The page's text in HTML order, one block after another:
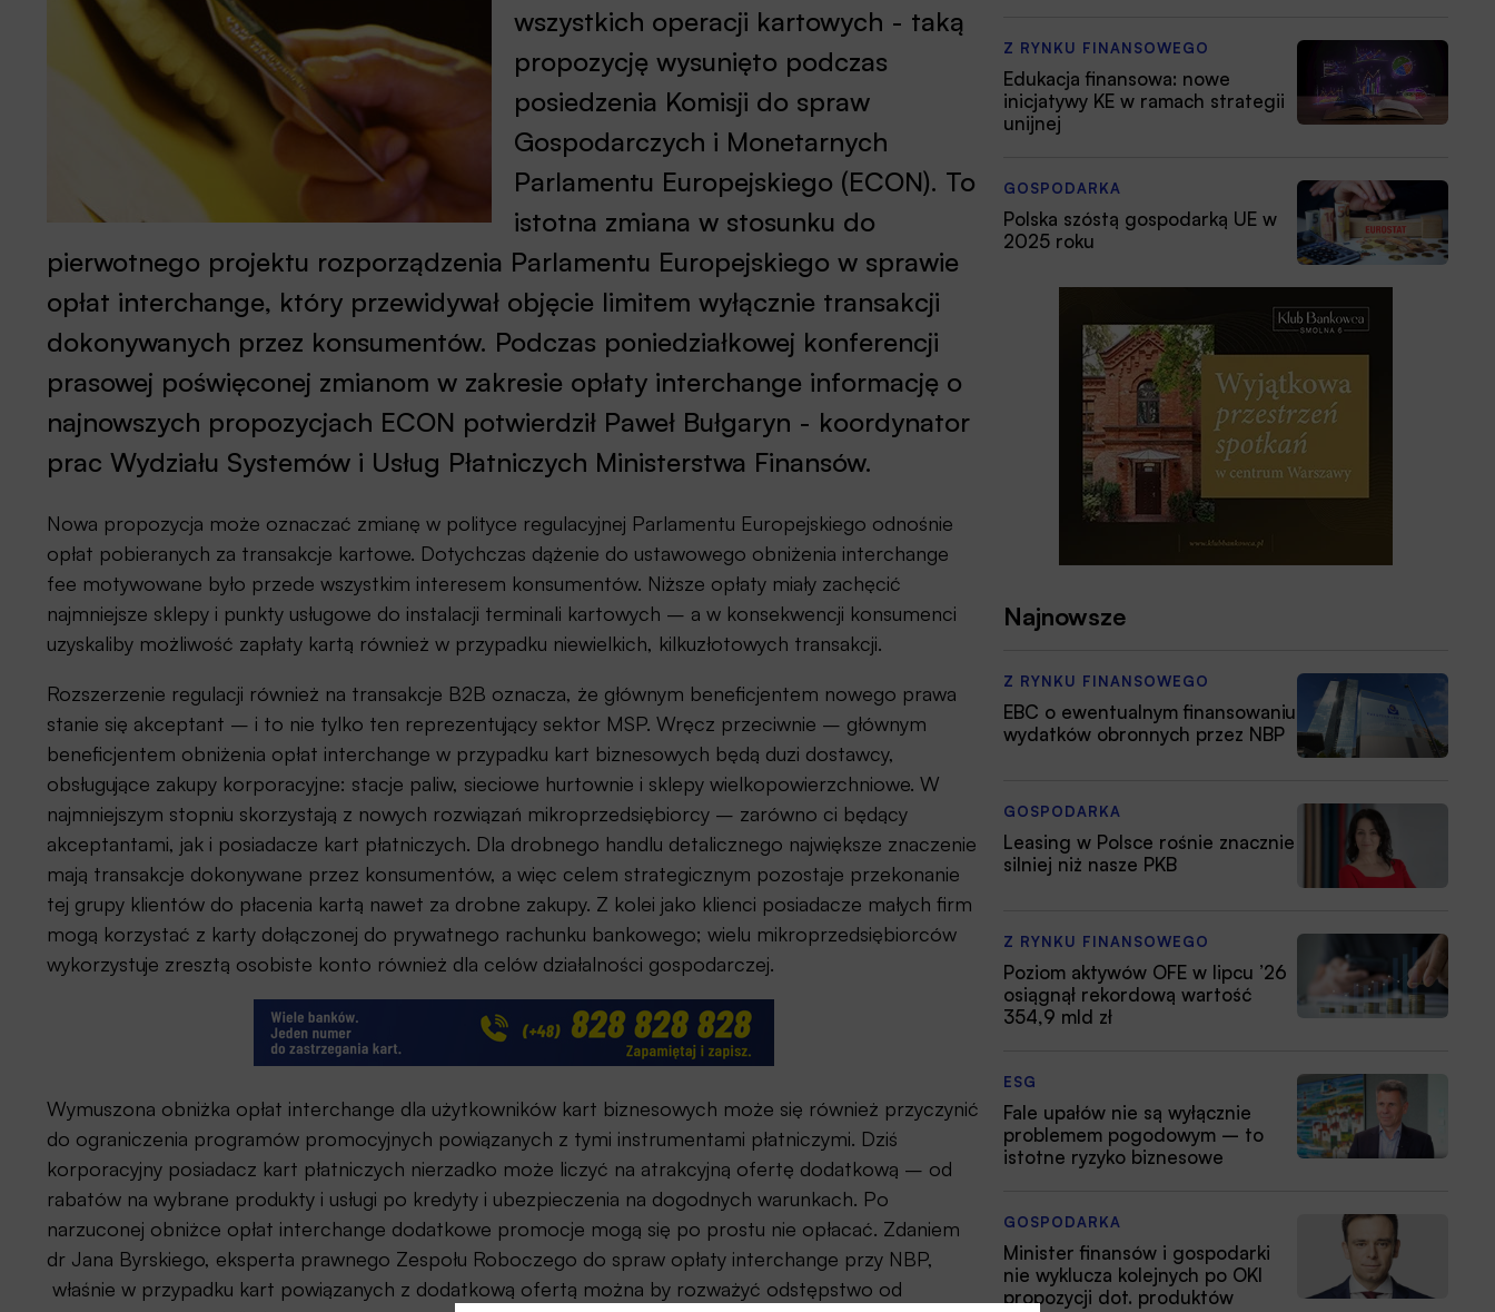
wszystkich operacji kartowych - taką
propozycję wysunięto podczas
posiedzenia Komisji do spraw
Gospodarczych i Monetarnych
Parlamentu Europejskiego (ECON). To
istotna zmiana w stosunku do
pierwotnego projektu rozporządzenia Parlamentu Europejskiego w sprawie
opłat interchange, który przewidywał objęcie limitem wyłącznie transakcji
dokonywanych przez konsumentów. Podczas poniedziałkowej konferencji
prasowej poświęconej zmianom w zakresie opłaty interchange informację o
najnowszych propozycjach ECON potwierdził Paweł Bułgaryn - koordynator
prac Wydziału Systemów i Usług Płatniczych Ministerstwa Finansów.
Nowa propozycja może oznaczać zmianę w polityce regulacyjnej Parlamentu Europejskiego odnośnie
opłat pobieranych za transakcje kartowe. Dotychczas dążenie do ustawowego obniżenia interchange
fee motywowane było przede wszystkim interesem konsumentów. Niższe opłaty miały zachęcić
najmniejsze sklepy i punkty usługowe do instalacji terminali kartowych – a w konsekwencji konsumenci
uzyskaliby możliwość zapłaty kartą również w przypadku niewielkich, kilkuzłotowych transakcji.
Rozszerzenie regulacji również na transakcje B2B oznacza, że głównym beneficjentem nowego prawa
stanie się akceptant – i to nie tylko ten reprezentujący sektor MSP. Wręcz przeciwnie – głównym
beneficjentem obniżenia opłat interchange w przypadku kart biznesowych będą duzi dostawcy,
obsługujące zakupy korporacyjne: stacje paliw, sieciowe hurtownie i sklepy wielkopowierzchniowe. W
najmniejszym stopniu skorzystają z nowych rozwiązań mikroprzedsiębiorcy – zarówno ci będący
akceptantami, jak i posiadacze kart płatniczych. Dla drobnego handlu detalicznego największe znaczenie
mają transakcje dokonywane przez konsumentów, a więc celem strategicznym pozostaje przekonanie
tej grupy klientów do płacenia kartą nawet za drobne zakupy. Z kolei jako klienci posiadacze małych firm
mogą korzystać z karty dołączonej do prywatnego rachunku bankowego; wielu mikroprzedsiębiorców
wykorzystuje zresztą osobiste konto również dla celów działalności gospodarczej.
Wymuszona obniżka opłat interchange dla użytkowników kart biznesowych może się również przyczynić
do ograniczenia programów promocyjnych powiązanych z tymi instrumentami płatniczymi. Dziś
korporacyjny posiadacz kart płatniczych nierzadko może liczyć na atrakcyjną ofertę dodatkową – od
rabatów na wybrane produkty i usługi po kredyty i ubezpieczenia na dogodnych warunkach. Po
narzuconej obniżce opłat interchange dodatkowe promocje mogą się po prostu nie opłacać. Zdaniem
dr Jana Byrskiego, eksperta prawnego Zespołu Roboczego do spraw opłaty interchange przy NBP,
właśnie w przypadku kart powiązanych z dodatkową ofertą można by rozważyć odstępstwo od
Z RYNKU FINANSOWEGO
Edukacja finansowa: nowe
inicjatywy KE w ramach strategii
unijnej
GOSPODARKA
Polska szóstą gospodarką UE w
2025 roku
Najnowsze
Z RYNKU FINANSOWEGO
EBC o ewentualnym finansowaniu
wydatków obronnych przez NBP
GOSPODARKA
Leasing w Polsce rośnie znacznie
silniej niż nasze PKB
Z RYNKU FINANSOWEGO
Poziom aktywów OFE w lipcu ’26
osiągnął rekordową wartość
354,9 mld zł
ESG
Fale upałów nie są wyłącznie
problemem pogodowym – to
istotne ryzyko biznesowe
GOSPODARKA
Minister finansów i gospodarki
nie wyklucza kolejnych po OKI
propozycji dot. produktów